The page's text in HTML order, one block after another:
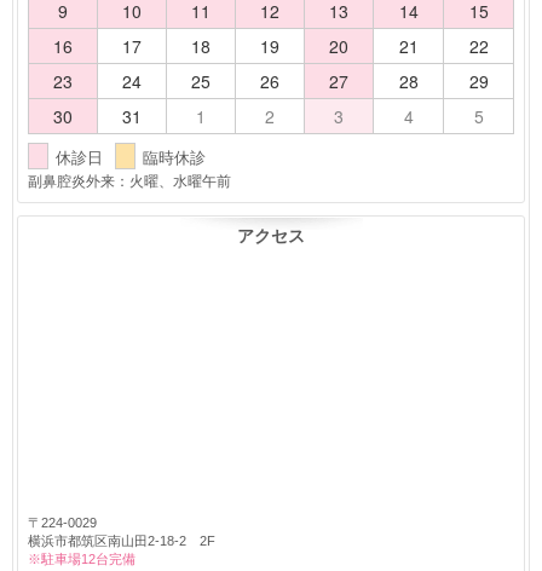
9
10 11 12 13 14
15
16
17 18 19 20 21
22
23
24 25 26 27 28
29
30
31 1 2 3 4 5
休診日 臨時休診
副鼻腔炎外来：火曜、水曜午前
アクセス
〒224-0029
横浜市都筑区南山田2-18-2 2F
※駐車場12台完備